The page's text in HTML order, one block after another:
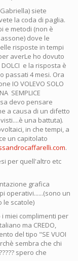
siete
la coda di paglia.
e metodi (non è
dove le
risposte in tempi
averLe ho dovuto
e la risposta è
passati 4 mesi. Ora
IO VOLEVO SOLO
SEMPLICE
devo pensare
a causa di un difetto
una battuta).
in che tempi, a
un capitolato
.
per quell'altro etc
grafica
operativi......(sono un
le scatole)
miei complimenti per
ma CREDO,
del tipo "SE VUOI
sembra che chi
spero che